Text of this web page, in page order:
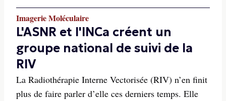
Imagerie Moléculaire
L'ASNR et l'INCa créent un
groupe national de suivi de la
RIV
La Radiothérapie Interne Vectorisée (RIV) n’en finit
plus de faire parler d’elle ces derniers temps. Elle